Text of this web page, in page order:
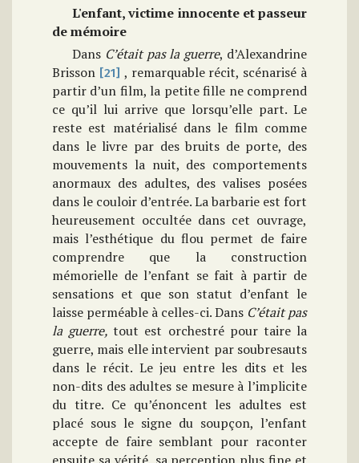
L'enfant, victime innocente et passeur
de mémoire
Dans C’était pas la guerre, d’Alexandrine
Brisson [21] , remarquable récit, scénarisé à
partir d’un film, la petite fille ne comprend
ce qu’il lui arrive que lorsqu’elle part. Le
reste est matérialisé dans le film comme
dans le livre par des bruits de porte, des
mouvements la nuit, des comportements
anormaux des adultes, des valises posées
dans le couloir d’entrée. La barbarie est fort
heureusement occultée dans cet ouvrage,
mais l’esthétique du flou permet de faire
comprendre que la construction
mémorielle de l’enfant se fait à partir de
sensations et que son statut d’enfant le
laisse perméable à celles-ci. Dans C’était pas
la guerre,tout est orchestré pour taire la
guerre, mais elle intervient par soubresauts
dans le récit. Le jeu entre les dits et les
non-dits des adultes se mesure à l’implicite
du titre. Ce qu’énoncent les adultes est
placé sous le signe du soupçon, l’enfant
accepte de faire semblant pour raconter